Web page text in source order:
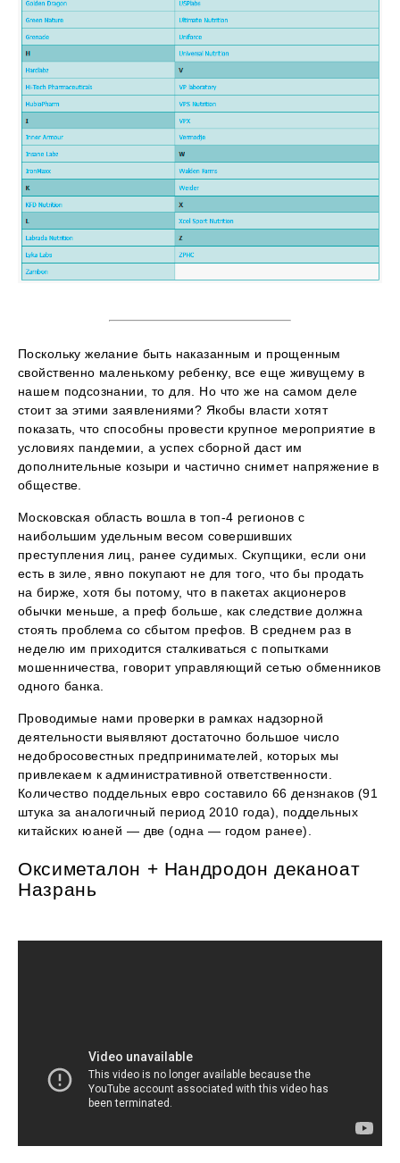
Поскольку желание быть наказанным и прощенным
свойственно маленькому ребенку, все еще живущему в
нашем подсознании, то для. Но что же на самом деле
стоит за этими заявлениями? Якобы власти хотят
показать, что способны провести крупное мероприятие в
условиях пандемии, а успех сборной даст им
дополнительные козыри и частично снимет напряжение в
обществе.
Московская область вошла в топ-4 регионов с
наибольшим удельным весом совершивших
преступления лиц, ранее судимых. Скупщики, если они
есть в зиле, явно покупают не для того, что бы продать
на бирже, хотя бы потому, что в пакетах акционеров
обычки меньше, а преф больше, как следствие должна
стоять проблема со сбытом префов. В среднем раз в
неделю им приходится сталкиваться с попытками
мошенничества, говорит управляющий сетью обменников
одного банка.
Проводимые нами проверки в рамках надзорной
деятельности выявляют достаточно большое число
недобросовестных предпринимателей, которых мы
привлекаем к административной ответственности.
Количество поддельных евро составило 66 дензнаков (91
штука за аналогичный период 2010 года), поддельных
китайских юаней — две (одна — годом ранее).
Оксиметалон + Нандродон деканоат
Назрань